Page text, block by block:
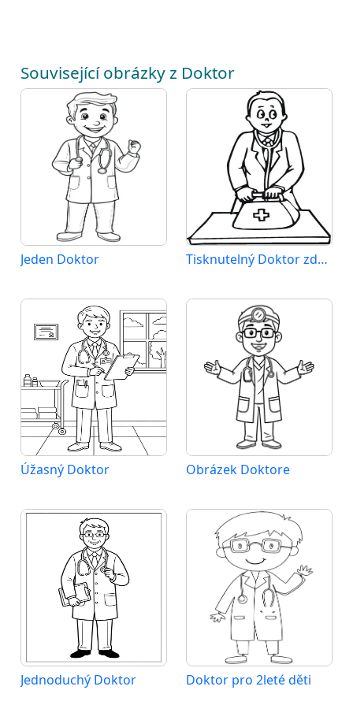
Související obrázky z Doktor
Jeden Doktor Tisknutelný Doktor zdarma
Úžasný Doktor Obrázek Doktore
Jednoduchý Doktor Doktor pro 2leté děti